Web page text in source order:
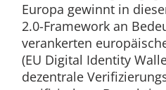
Europa gewinnt in
2.0-Framework an
verankerten
(EU Digital Identity
dezentrale